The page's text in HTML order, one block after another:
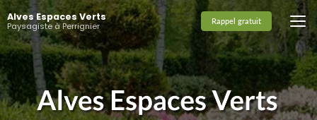
Aller
au
contenu
principal
Alves Espaces Verts
Paysagiste à Perrignier Rappel gratuit